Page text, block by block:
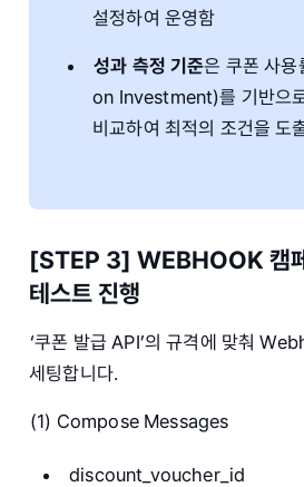
설정하여 운영함
성과 측정 기준은 쿠폰 사
on Investment)를 기반으
비교하여 최적의 조건을 도
[STEP 3] WEBHOOK 캠
테스트 진행
‘쿠폰 발급 API’의 규격에 맞춰
세팅합니다.
(1) Compose Messages
discount_voucher_id